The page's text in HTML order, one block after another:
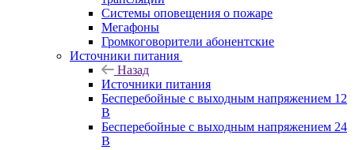
Системы оповещения о пожаре
Мегафоны
Громкоговорители абонентские
Источники питания
Назад
Источники питания
Бесперебойные с выходным напряжением 12
В
Бесперебойные с выходным напряжением 24
В